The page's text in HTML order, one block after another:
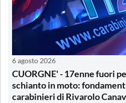
6 agosto 2026
CUORGNE' - 17enne fuori
schianto in moto:
carabinieri di Rivarolo